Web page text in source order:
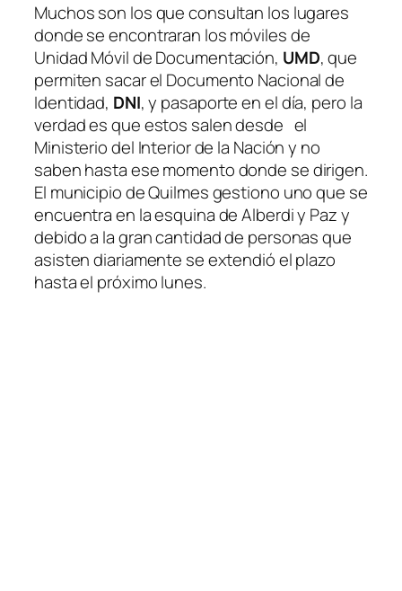
Muchos son los que consultan los lugares
donde se encontraran los móviles de
Unidad Móvil de Documentación, UMD, que
permiten sacar el Documento Nacional de
Identidad, DNI, y pasaporte en el día, pero la
verdad es que estos salen desde el
Ministerio del Interior de la Nación y no
saben hasta ese momento donde se dirigen.
El municipio de Quilmes gestiono uno que se
encuentra en la esquina de Alberdi y Paz y
debido a la gran cantidad de personas que
asisten diariamente se extendió el plazo
hasta el próximo lunes.